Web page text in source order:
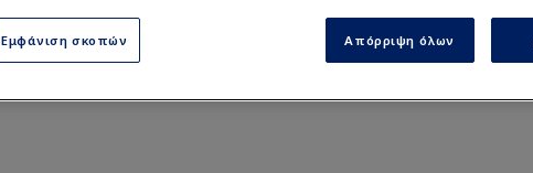
Εμφάνιση σκοπών Απόρριψη όλων